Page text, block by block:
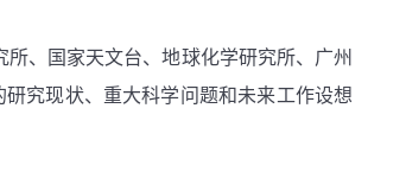
、国家天文台、地球化学研究所、广州
究现状、重大科学问题和未来工作设想